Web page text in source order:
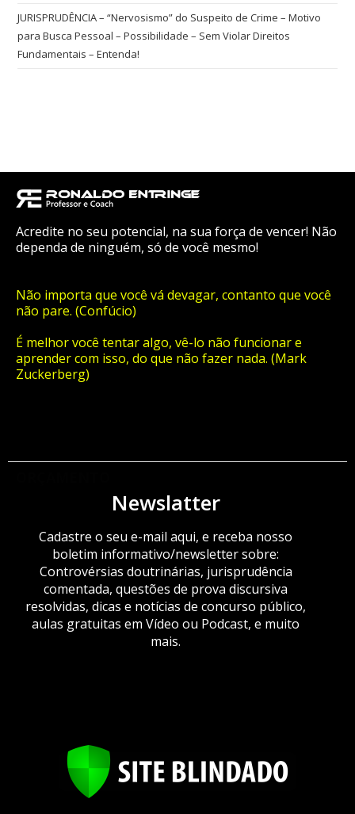
JURISPRUDÊNCIA – “Nervosismo” do Suspeito de Crime – Motivo
para Busca Pessoal – Possibilidade – Sem Violar Direitos
Fundamentais – Entenda!
Acredite no seu potencial, na sua força de vencer! Não
dependa de ninguém, só de você mesmo!
Não importa que você vá devagar, contanto que você
não pare. (Confúcio)
É melhor você tentar algo, vê-lo não funcionar e
aprender com isso, do que não fazer nada. (Mark
Zuckerberg)
Newslatter
Cadastre o seu e-mail aqui, e receba nosso
boletim informativo/newsletter sobre:
Controvérsias doutrinárias, jurisprudência
comentada, questões de prova discursiva
resolvidas, dicas e notícias de concurso público,
aulas gratuitas em Vídeo ou Podcast, e muito
mais.